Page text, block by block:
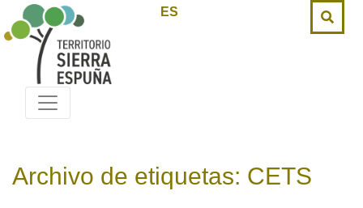
ES
Archivo de etiquetas: CETS